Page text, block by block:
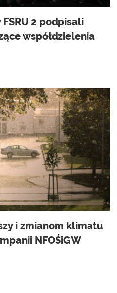
2 podpisali
współdzielenia
i zmianom klimatu
NFOŚiGW